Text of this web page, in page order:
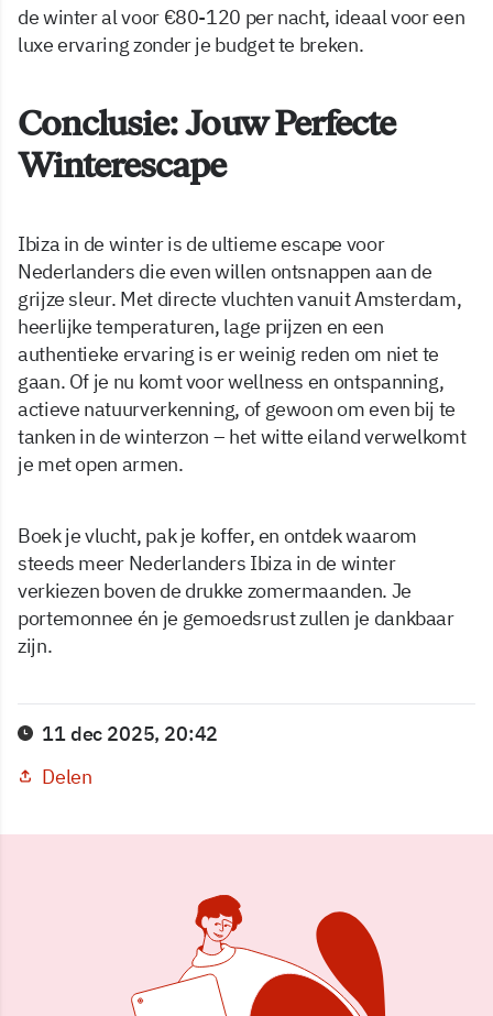
de winter al voor €80-120 per nacht, ideaal voor een
luxe ervaring zonder je budget te breken.
Conclusie: Jouw Perfecte
Winterescape
Ibiza in de winter is de ultieme escape voor
Nederlanders die even willen ontsnappen aan de
grijze sleur. Met directe vluchten vanuit Amsterdam,
heerlijke temperaturen, lage prijzen en een
authentieke ervaring is er weinig reden om niet te
gaan. Of je nu komt voor wellness en ontspanning,
actieve natuurverkenning, of gewoon om even bij te
tanken in de winterzon – het witte eiland verwelkomt
je met open armen.
Boek je vlucht, pak je koffer, en ontdek waarom
steeds meer Nederlanders Ibiza in de winter
verkiezen boven de drukke zomermaanden. Je
portemonnee én je gemoedsrust zullen je dankbaar
zijn.
11 dec 2025, 20:42
Delen